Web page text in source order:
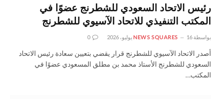
رئيس الاتحاد السعودي للشطرنج عضوًا في
المكتب التنفيذي للاتحاد الآسيوي للشطرنج
بواسطة NEWS SQUARES 16 يوليو، 2026 0
أصدر الاتحاد الآسيوي للشطرنج قرار يقضي بتعيين سعادة رئيس الاتحاد
السعودي للشطرنج الأستاذ محمد بن مطلق المسعودي عضوًا في
المكتب…